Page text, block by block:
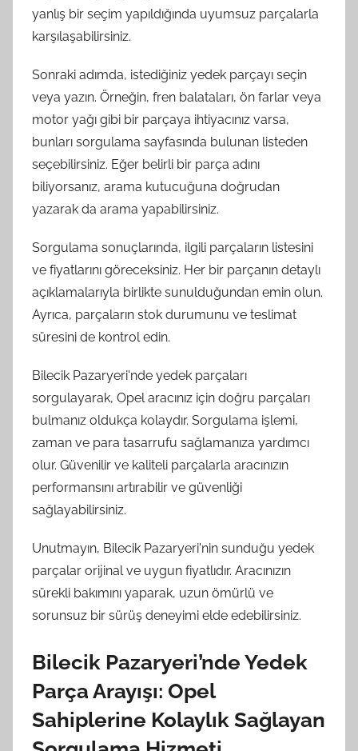
yanlış bir seçim yapıldığında uyumsuz parçalarla
karşılaşabilirsiniz.
Sonraki adımda, istediğiniz yedek parçayı seçin
veya yazın. Örneğin, fren balataları, ön farlar veya
motor yağı gibi bir parçaya ihtiyacınız varsa,
bunları sorgulama sayfasında bulunan listeden
seçebilirsiniz. Eğer belirli bir parça adını
biliyorsanız, arama kutucuğuna doğrudan
yazarak da arama yapabilirsiniz.
Sorgulama sonuçlarında, ilgili parçaların listesini
ve fiyatlarını göreceksiniz. Her bir parçanın detaylı
açıklamalarıyla birlikte sunulduğundan emin olun.
Ayrıca, parçaların stok durumunu ve teslimat
süresini de kontrol edin.
Bilecik Pazaryeri'nde yedek parçaları
sorgulayarak, Opel aracınız için doğru parçaları
bulmanız oldukça kolaydır. Sorgulama işlemi,
zaman ve para tasarrufu sağlamanıza yardımcı
olur. Güvenilir ve kaliteli parçalarla aracınızın
performansını artırabilir ve güvenliği
sağlayabilirsiniz.
Unutmayın, Bilecik Pazaryeri'nin sunduğu yedek
parçalar orijinal ve uygun fiyatlıdır. Aracınızın
sürekli bakımını yaparak, uzun ömürlü ve
sorunsuz bir sürüş deneyimi elde edebilirsiniz.
Bilecik Pazaryeri’nde Yedek
Parça Arayışı: Opel
Sahiplerine Kolaylık Sağlayan